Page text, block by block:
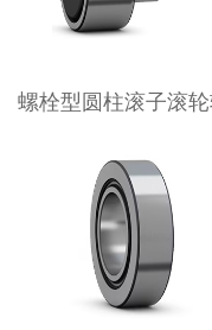
螺栓型圆柱滚子滚